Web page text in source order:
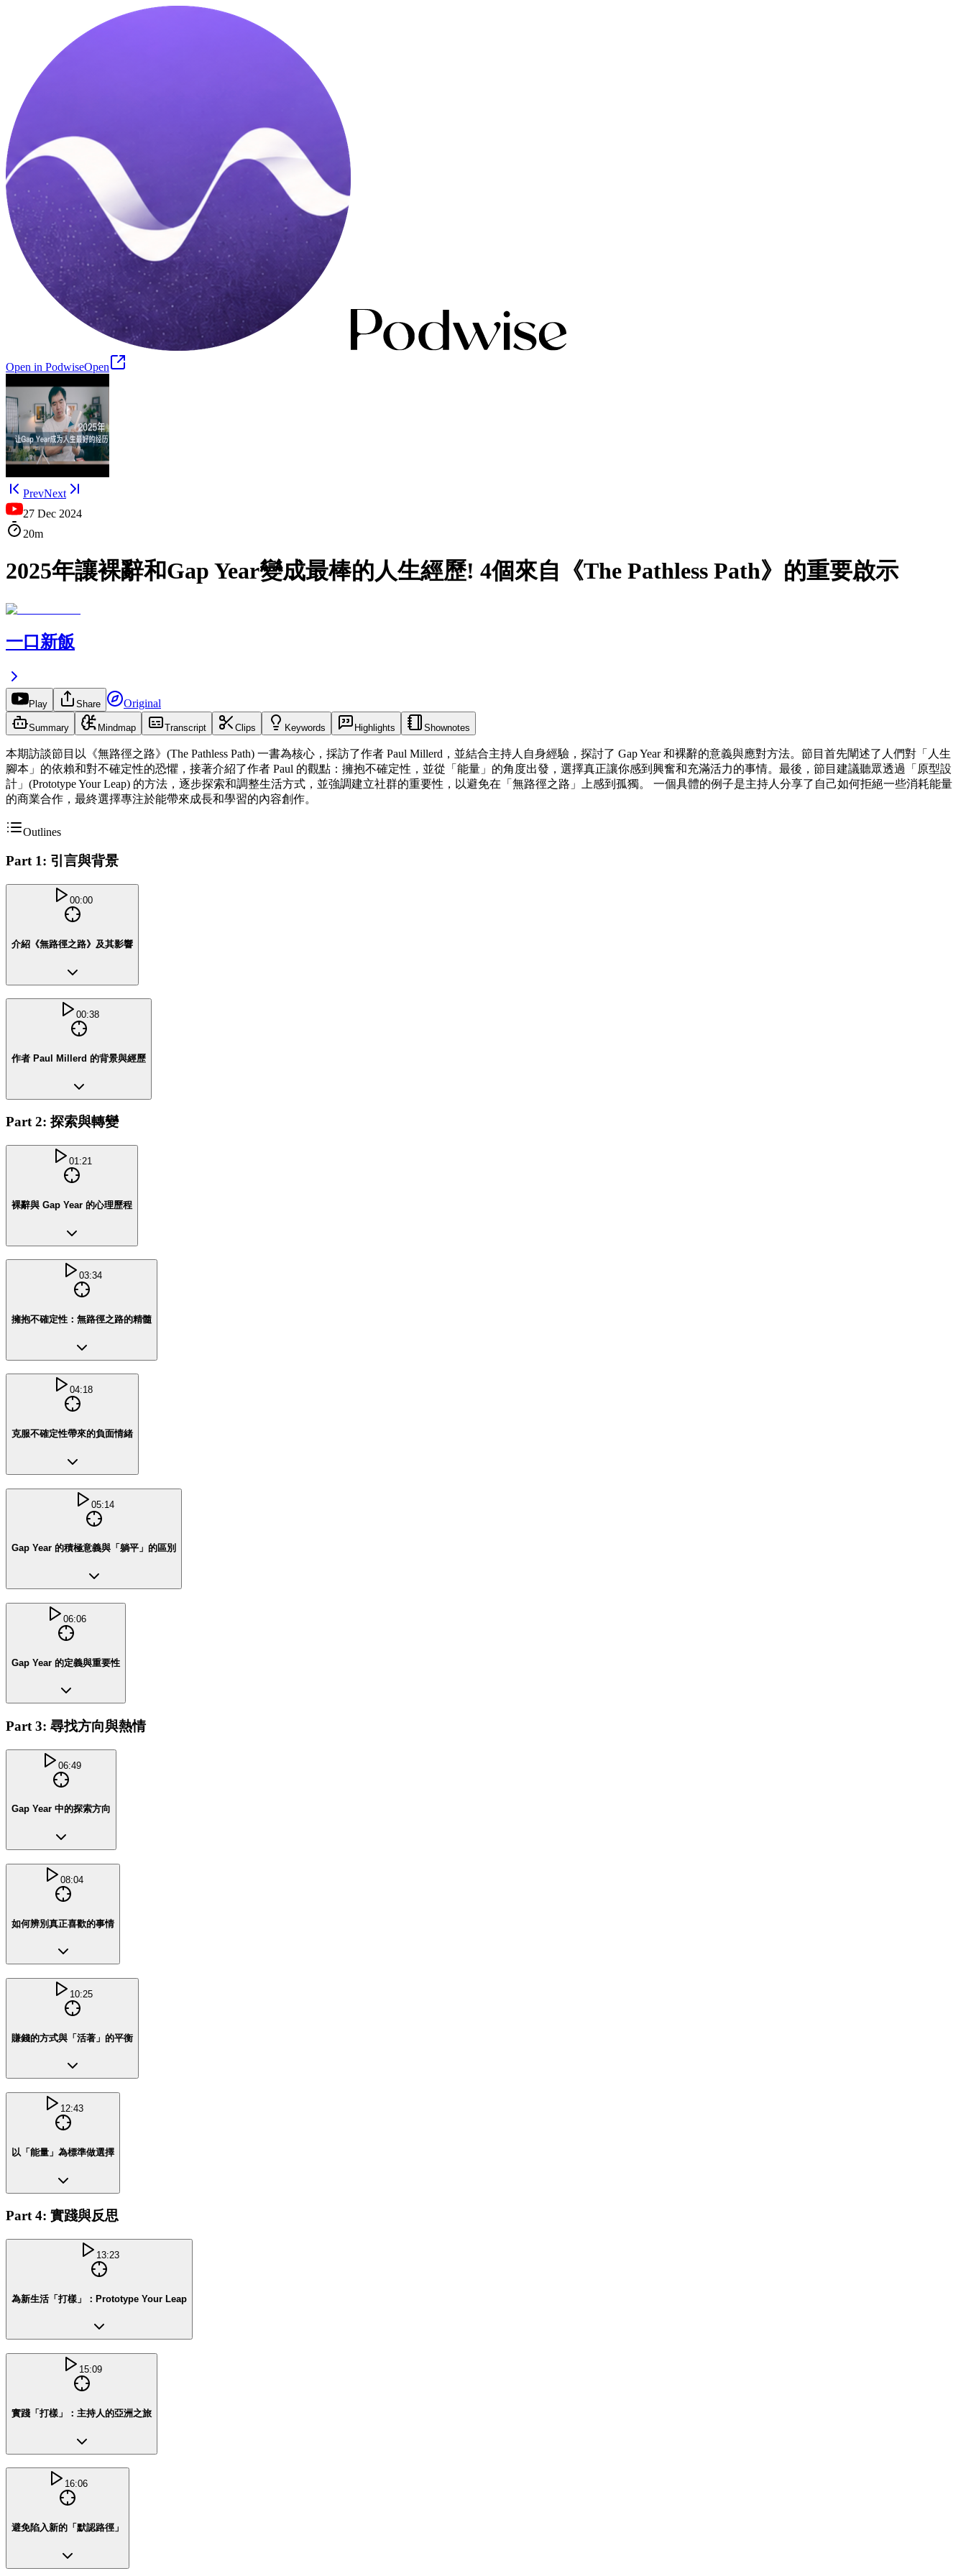
Open in PodwiseOpen
PrevNext
27 Dec 2024
20m
2025年讓裸辭和Gap Year變成最棒的人生經歷! 4個來自《The Pathless Path》的重要啟示
一口新飯
Play Share Original
Summary Mindmap Transcript Clips Keywords Highlights Shownotes
本期訪談節目以《無路徑之路》(The Pathless Path) 一書為核心，採訪了作者 Paul Millerd，並結合主持人自身經驗，探討了 Gap Year 和裸辭的意義與應對方法。節目首先闡述了人們對「人生
腳本」的依賴和對不確定性的恐懼，接著介紹了作者 Paul 的觀點：擁抱不確定性，並從「能量」的角度出發，選擇真正讓你感到興奮和充滿活力的事情。最後，節目建議聽眾透過「原型設
計」(Prototype Your Leap) 的方法，逐步探索和調整生活方式，並強調建立社群的重要性，以避免在「無路徑之路」上感到孤獨。 一個具體的例子是主持人分享了自己如何拒絕一些消耗能量
的商業合作，最終選擇專注於能帶來成長和學習的內容創作。
Outlines
Part 1: 引言與背景
00:00
介紹《無路徑之路》及其影響
00:38
作者 Paul Millerd 的背景與經歷
Part 2: 探索與轉變
01:21
裸辭與 Gap Year 的心理歷程
03:34
擁抱不確定性：無路徑之路的精髓
04:18
克服不確定性帶來的負面情緒
05:14
Gap Year 的積極意義與「躺平」的區別
06:06
Gap Year 的定義與重要性
Part 3: 尋找方向與熱情
06:49
Gap Year 中的探索方向
08:04
如何辨別真正喜歡的事情
10:25
賺錢的方式與「活著」的平衡
12:43
以「能量」為標準做選擇
Part 4: 實踐與反思
13:23
為新生活「打樣」：Prototype Your Leap
15:09
實踐「打樣」：主持人的亞洲之旅
16:06
避免陷入新的「默認路徑」